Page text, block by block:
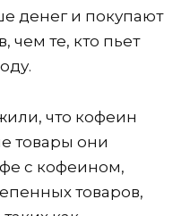
денег и покупают
чем те, кто пьет
что кофеин
товары они
с кофеином,
товаров,